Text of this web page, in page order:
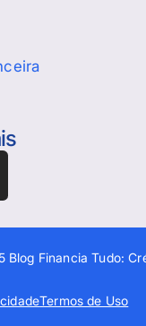
Financia Tudo:
Termos de Uso